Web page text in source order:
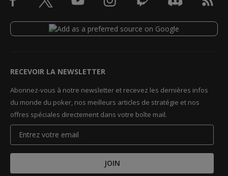
RECEVOIR LA NEWSLETTER
Abonnez-vous à notre newsletter et recevez les dernières infos
du monde du poker, nos meilleurs articles de stratégie et nos
offres spéciales directement dans votre boîte mail.
JOIN